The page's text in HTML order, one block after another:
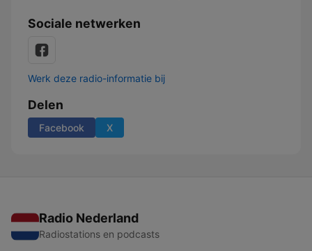
Sociale netwerken
Werk deze radio-informatie bij
Delen
Facebook X
Radio Nederland
Radiostations en podcasts